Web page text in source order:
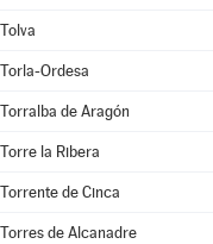
Tolva
Torla-Ordesa
Torralba de Aragón
Torre la Ribera
Torrente de Cinca
Torres de Alcanadre